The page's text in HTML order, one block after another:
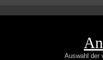
Auswahl der